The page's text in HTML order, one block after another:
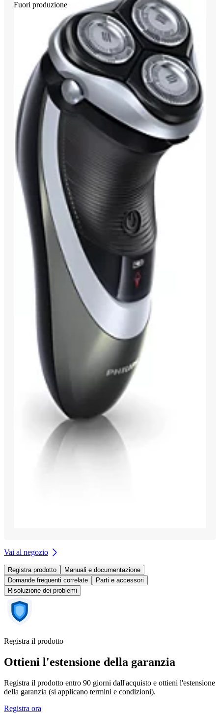
Fuori produzione
Vai al negozio
Registra prodotto
Manuali e documentazione
Domande frequenti correlate
Parti e accessori
Risoluzione dei problemi
Registra il prodotto
Ottieni l'estensione della garanzia
Registra il prodotto entro 90 giorni dall'acquisto e ottieni l'estensione
della garanzia (si applicano termini e condizioni).
Registra ora